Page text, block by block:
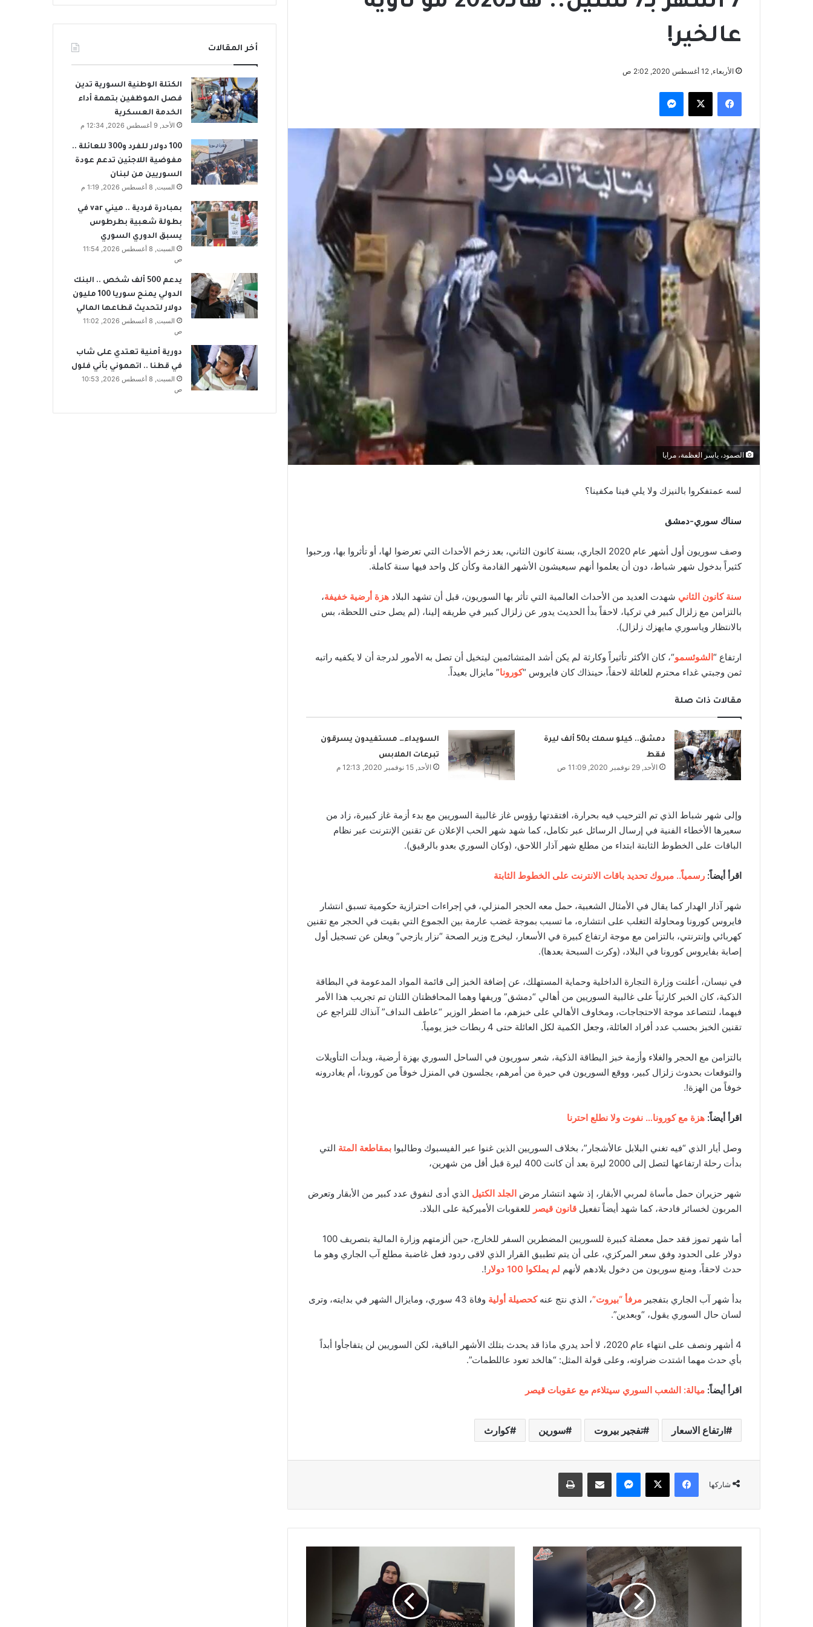
عالخير!
الأربعاء, 12 أغسطس 2020, 2:02 ص
فيسبوك
الصمود، ياسر العظمة، مرايا
لسه عمتفكروا بالنيزك ولا يلي فينا مكفينا؟
سناك سوري-دمشق
وصف سوريون أول أشهر عام 2020 الجاري، بسنة كانون الثاني، بعد زخم الأحداث التي تعرضوا لها، أو تأثروا بها، ورحبوا
كثيراً بدخول شهر شباط، دون أن يعلموا أنهم سيعيشون الأشهر القادمة وكأن كل واحد فيها سنة كاملة.
سنة كانون الثاني شهدت العديد من الأحداث العالمية التي تأثر بها السوريون، قبل أن تشهد البلاد هزة أرضية خفيفة،
بالتزامن مع زلزال كبير في تركيا، لاحقاً بدأ الحديث يدور عن زلزال كبير في طريقه إلينا، (لم يصل حتى اللحظة، بس
بالانتظار وياسوري مايهزك زلزال).
ارتفاع “ الشوئسمو“، كان الأكثر تأثيراً وكارثة لم يكن أشد المتشائمين ليتخيل أن تصل به الأمور لدرجة أن لا يكفيه راتبه
ثمن وجبتي غداء محترم للعائلة لاحقاً، حينذاك كان فايروس “كورونا” مايزال بعيداً.
مقالات ذات صلة
دمشق.. كيلو سمك بـ50 ألف ليرة
فقط
الأحد, 29 نوفمبر 2020, 11:09 ص
السويداء… مستفيدون يسرقون
تبرعات الملابس
الأحد, 15 نوفمبر 2020, 12:13 م
وإلى شهر شباط الذي تم الترحيب فيه بحرارة، افتقدتها رؤوس غاز غالبية السوريين مع بدء أزمة غاز كبيرة، زاد من
سعيرها الأخطاء الفنية في إرسال الرسائل عبر تكامل، كما شهد شهر الحب الإعلان عن تقنين الإنترنت عبر نظام
الباقات على الخطوط الثابتة ابتداء من مطلع شهر آذار اللاحق، (وكان السوري بعدو بالرقيق).
اقرأ أيضاً: رسمياً.. مبروك تحديد باقات الانترنت على الخطوط الثابتة
شهر آذار الهدار كما يقال في الأمثال الشعبية، حمل معه الحجر المنزلي، في إجراءات احترازية حكومية تسبق انتشار
فايروس كورونا ومحاولة التغلب على انتشاره، ما تسبب بموجة غضب عارمة بين الجموع التي بقيت في الحجر مع تقنين
كهربائي وإنترنتي، بالتزامن مع موجة ارتفاع كبيرة في الأسعار، ليخرج وزير الصحة “نزار يازجي” ويعلن عن تسجيل أول
إصابة بفايروس كورونا في البلاد، (وكرت السبحة بعدها).
في نيسان، أعلنت وزارة التجارة الداخلية وحماية المستهلك، عن إضافة الخبز إلى قائمة المواد المدعومة في البطاقة
الذكية، كان الخبر كارثياً على غالبية السوريين من أهالي “دمشق” وريفها وهما المحافظتان اللتان تم تجريب هذا الأمر
فيهما، لتتصاعد موجة الاحتجاجات، ومخاوف الأهالي على خبزهم، ما اضطر الوزير “عاطف النداف” آنذاك للتراجع عن
تقنين الخبز بحسب عدد أفراد العائلة، وجعل الكمية لكل العائلة حتى 4 ربطات خبز يومياً.
بالتزامن مع الحجر والغلاء وأزمة خبز البطاقة الذكية، شعر سوريون في الساحل السوري بهزة أرضية، وبدأت التأويلات
والتوقعات بحدوث زلزال كبير، ووقع السوريون في حيرة من أمرهم، يجلسون في المنزل خوفاً من كورونا، أم يغادرونه
خوفاً من الهزة!.
اقرأ أيضاً: هزة مع كورونا… نفوت ولا نطلع احترنا
وصل أيار الذي “فيه تغني البلابل عالأشجار”، بخلاف السوريين الذين غنوا عبر الفيسبوك وطالبوا بمقاطعة المتة التي
بدأت رحلة ارتفاعها لتصل إلى 2000 ليرة بعد أن كانت 400 ليرة قبل أقل من شهرين،
شهر حزيران حمل مأساة لمربي الأبقار، إذ شهد انتشار مرض الجلد الكتيل الذي أدى لنفوق عدد كبير من الأبقار وتعرض
المربون لخسائر فادحة، كما شهد أيضاً تفعيل قانون قيصر للعقوبات الأميركية على البلاد.
أما شهر تموز فقد حمل معضلة كبيرة للسوريين المضطرين السفر للخارج، حين ألزمتهم وزارة المالية بتصريف 100
دولار على الحدود وفق سعر المركزي، على أن يتم تطبيق القرار الذي لاقى ردود فعل غاضبة مطلع آب الجاري وهو ما
حدث لاحقاً، ومنع سوريون من دخول بلادهم لأنهم لم يملكوا 100 دولار !.
بدأ شهر آب الجاري بتفجير مرفأ “بيروت”، الذي نتج عنهكحصيلة أولية
وفاة 43 سوري، ومايزال الشهر في بدايته، وترى
لسان حال السوري يقول، “وبعدين”.
4 أشهر ونصف على انتهاء عام 2020، لا أحد يدري ماذا قد يحدث بتلك الأشهر الباقية، لكن السوريين لن يتفاجأوا أبداً
بأي حدث مهما اشتدت ضراوته، وعلى قولة المثل: “هالخد تعود عاللطمات”.
اقرأ أيضاً: ميالة: الشعب السوري سيتلاءم مع عقوبات قيصر
ارتفاع الاسعار تفجير بيروت سورين كوارث
شاركها
فيسبوك
أخر المقالات
الكتلة الوطنية السورية تدين
فصل الموظفين بتهمة أداء
الخدمة العسكرية
الأحد, 9 أغسطس 2026, 12:34 م
100 دولار للفرد و300 للعائلة ..
مفوضية اللاجئين تدعم عودة
السوريين من لبنان
السبت, 8 أغسطس 2026, 1:19 م
بمبادرة فردية .. ميني var في
بطولة شعبية بطرطوس
يسبق الدوري السوري
السبت, 8 أغسطس 2026, 11:54
ص
يدعم 500 ألف شخص .. البنك
الدولي يمنح سوريا 100 مليون
دولار لتحديث قطاعها المالي
السبت, 8 أغسطس 2026, 11:02
ص
دورية أمنية تعتدي على شاب
في قطنا .. اتهموني بأني فلول
السبت, 8 أغسطس 2026, 10:53
ص